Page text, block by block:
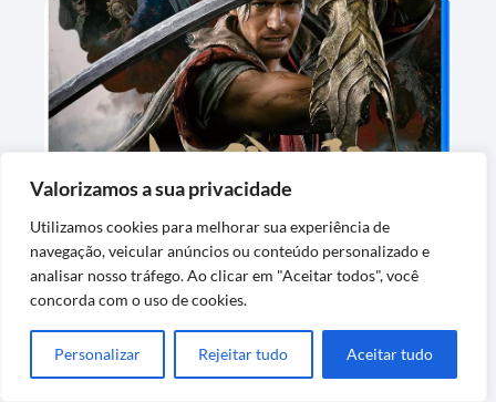
Valorizamos a sua privacidade
Utilizamos cookies para melhorar sua experiência de
navegação, veicular anúncios ou conteúdo personalizado e
analisar nosso tráfego. Ao clicar em "Aceitar todos", você
concorda com o uso de cookies.
Personalizar Rejeitar tudo Aceitar tudo
Jogo de Videogame Onimusha Way of the